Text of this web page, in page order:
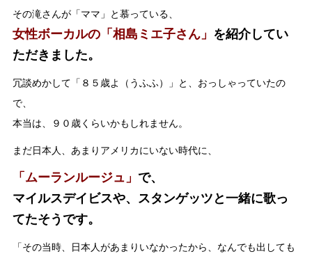
その滝さんが「ママ」と慕っている、
女性ボーカルの「相島ミエ子さん」 を紹介してい
ただきました。
冗談めかして「８５歳よ（うふふ）」と、おっしゃっていたの
で、
本当は、９０歳くらいかもしれません。
まだ日本人、あまりアメリカにいない時代に、
「ムーランルージュ」 で、
マイルスデイビスや、スタンゲッツと一緒に歌っ
てたそうです。
「その当時、日本人があまりいなかったから、なんでも出しても